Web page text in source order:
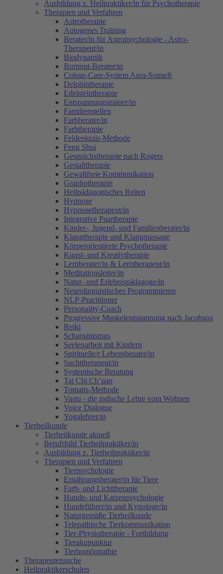
Ausbildung z. Heilpraktiker/in für Psychotherapie
Therapien und Verfahren
Astrotherapie
Autogenes Training
Berater/in für Astropsychologie - Astro-
Therapeut/in
Biodynamik
Burnout-Berater/in
Colour-Care-System Aura-Soma®
Delphintherapie
Edelsteintherapie
Entspannungstrainer/in
Familienstellen
Farbberater/in
Farbtherapie
Feldenkrais-Methode
Feng Shui
Gesprächstherapie nach Rogers
Gestalttherapie
Gewaltfreie Kommunikation
Graphotherapie
Heilpädagogisches Reiten
Hypnose
Hypnosetherapeut/in
Integrative Paartherapie
Kinder-, Jugend- und Familienberater/in
Klangtherapie und Klangmassage
Körperorientierte Psychotherapie
Kunst- und Kreativtherapie
Lernberater/in & Lerntherapeut/in
Meditationsleiter/in
Natur- und Erlebnispädagoge/in
Neurolinguistisches Programmieren
NLP-Practitioner
Personality-Coach
Progressive Muskelentspannung nach Jacobson
Reiki
Schamanismus
Seelenarbeit mit Kindern
Spirituelle/r Lebensberater/in
Suchttherapeut/in
Systemische Beratung
Tai Chi Ch’uan
Tomatis-Methode
Vastu - die indische Lehre vom Wohnen
Voice Dialogue
Yogalehrer/in
Tierheilkunde
Tierheilkunde aktuell
Berufsbild Tierheilpraktiker/in
Ausbildung z. Tierheilpraktiker/in
Therapien und Verfahren
Tierpsychologie
Ernährungsberater/in für Tiere
Farb- und Lichttherapie
Hunde- und Katzenpsychologie
Hundeführer/in und Kynologe/in
Naturgemäße Tierheilkunde
Telepathische Tierkommunikation
Tier-Physiotherapie - Fortbildung
Tierakupunktur
Tierhomöopathie
Therapeutensuche
Heilpraktikerschulen